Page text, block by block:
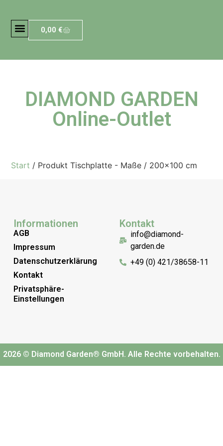
0,00€
DIAMOND GARDEN
Online-Outlet
Start / Produkt Tischplatte - Maße / 200×100 cm
Informationen
AGB
Impressum
Datenschutzerklärung
Kontakt
Privatsphäre-
Einstellungen
Kontakt
info@diamond-
garden.de
+49 (0) 421/38658-11
2026 © Diamond Garden® GmbH. Alle Rechte vorbehalten.